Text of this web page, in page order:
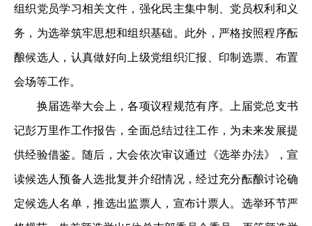
组织党员学习相关文件，强化民主集中制、党员权利和义
务，为选举筑牢思想和组织基础。此外，严格按照程序酝
酿候选人，认真做好向上级党组织汇报、印制选票、布置
会场等工作。
换届选举大会上，各项议程规范有序。上届党总支书
记彭万里作工作报告，全面总结过往工作，为未来发展提
供经验借鉴。随后，大会依次审议通过《选举办法》，宣
读候选人预备人选批复并介绍情况，经过充分酝酿讨论确
定候选人名单，推选出监票人，宣布计票人。选举环节严